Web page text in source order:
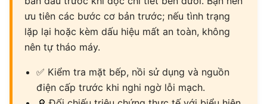
ưu tiên các bước cơ bản trước; nếu tình trạng
lặp lại hoặc kèm dấu hiệu mất an toàn, không
nên tự tháo máy.
✅ Kiểm tra mặt bếp, nồi sử dụng và nguồn
điện cấp trước khi nghi ngờ lỗi mạch.